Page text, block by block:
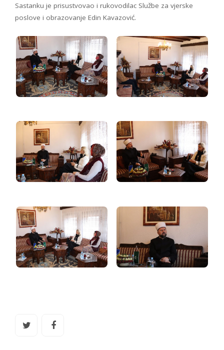
Sastanku je prisustvovao i rukovodilac Službe za vjerske
poslove i obrazovanje Edin Kavazović.